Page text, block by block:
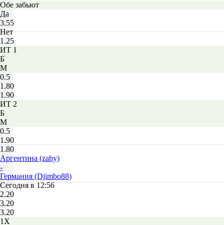
Обе забьют
Да
3.55
Нет
1.25
ИТ 1
Б
М
0.5
1.80
1.90
ИТ 2
Б
М
0.5
1.90
1.80
Аргентина (zahy)
-
Германия (Djimbo88)
Сегодня в 12:56
2.20
3.20
3.20
1X